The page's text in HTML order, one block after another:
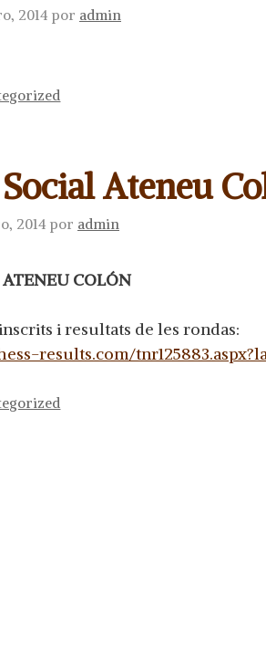
2014 por admin
Ateneu
2014 por admin
ATENEU COLÓN
i resultats de les rondas:
results.com/